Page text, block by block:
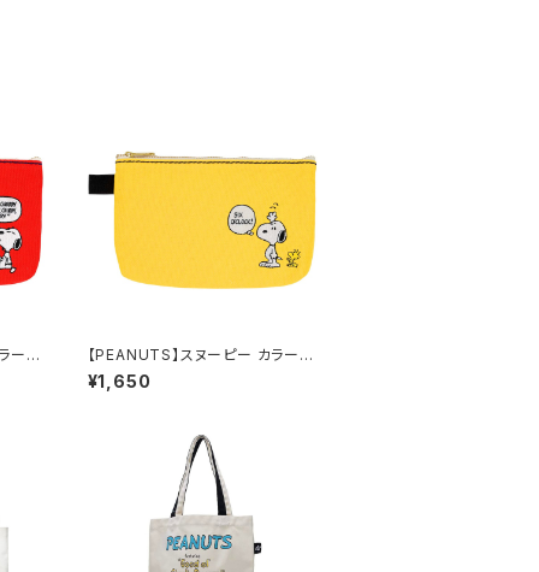
ーフ
【PEANUTS】スヌーピー カラーフ
ラットポーチ（イエロー）
¥1,650